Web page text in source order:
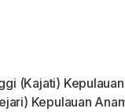
(Kajati)
Kepulauan